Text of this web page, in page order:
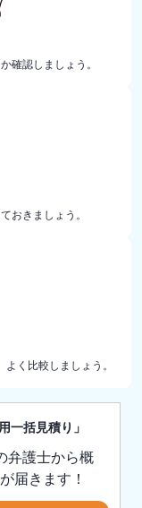
確認しましょう。
おきましょう。
く比較しましょう。
一括見積り」
弁護士から概
届きます！